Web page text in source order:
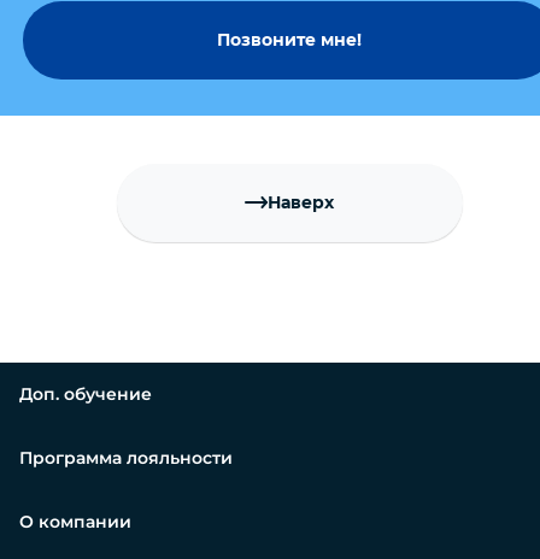
Позвоните мне!
Наверх
Доп. обучение
Программа лояльности
О компании